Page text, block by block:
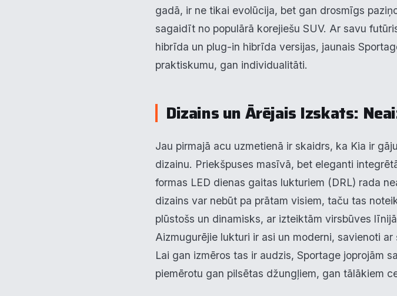
gadā, ir ne tikai evolūcija, bet gan drosmīgs
sagaidīt no populārā korejiešu SUV. Ar savu
hibrīda un plug-in hibrīda versijas, jaunais
praktiskumu, gan individualitāti.
Dizains un Ārējais Izskats:
Jau pirmajā acu uzmetienā ir skaidrs, ka Kia ir
dizainu. Priekšpuses masīvā, bet eleganti
formas LED dienas gaitas lukturiem (DRL) rada
dizains var nebūt pa prātam visiem, taču tas
plūstošs un dinamisks, ar izteiktām virsbūves
Aizmugurējie lukturi ir asi un moderni, savienoti
Lai gan izmēros tas ir audzis, Sportage joprojām
piemērotu gan pilsētas džungļiem, gan tālākiem